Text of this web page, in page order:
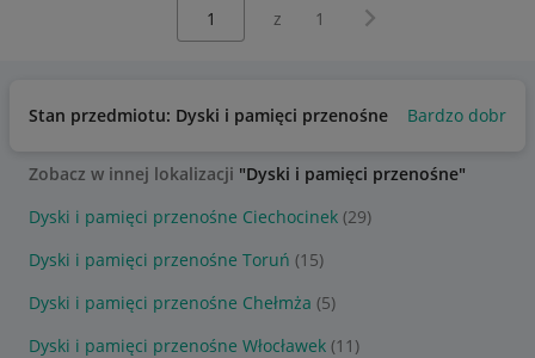
z 1 Następna strona
Stan przedmiotu: Dyski i pamięci przenośne Bardzo dobry
Zobacz w innej lokalizacji "Dyski i pamięci przenośne"
Dyski i pamięci przenośne Ciechocinek (29)
Dyski i pamięci przenośne Toruń (15)
Dyski i pamięci przenośne Chełmża (5)
Dyski i pamięci przenośne Włocławek (11)